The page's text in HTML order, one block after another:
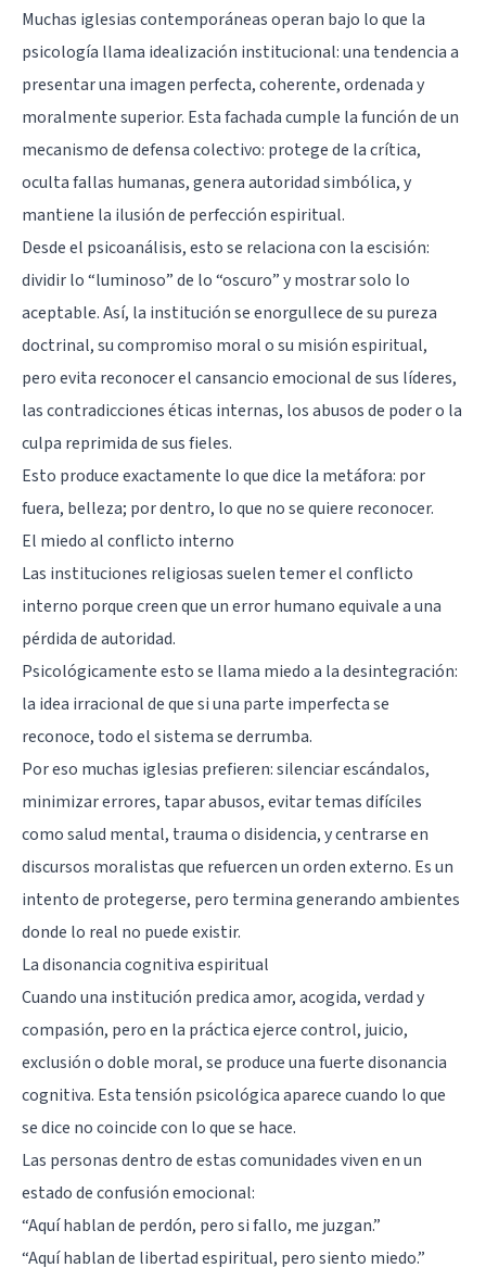
Muchas iglesias contemporáneas operan bajo lo que la
psicología llama idealización institucional: una tendencia a
presentar una imagen perfecta, coherente, ordenada y
moralmente superior. Esta fachada cumple la función de un
mecanismo de defensa colectivo: protege de la crítica,
oculta fallas humanas, genera autoridad simbólica, y
mantiene la ilusión de perfección espiritual.
Desde el psicoanálisis, esto se relaciona con la escisión:
dividir lo “luminoso” de lo “oscuro” y mostrar solo lo
aceptable. Así, la institución se enorgullece de su pureza
doctrinal, su compromiso moral o su misión espiritual,
pero evita reconocer el cansancio emocional de sus líderes,
las contradicciones éticas internas, los abusos de poder o la
culpa reprimida de sus fieles.
Esto produce exactamente lo que dice la metáfora: por
fuera, belleza; por dentro, lo que no se quiere reconocer.
El miedo al conflicto interno
Las instituciones religiosas suelen temer el conflicto
interno porque creen que un error humano equivale a una
pérdida de autoridad.
Psicológicamente esto se llama miedo a la desintegración:
la idea irracional de que si una parte imperfecta se
reconoce, todo el sistema se derrumba.
Por eso muchas iglesias prefieren: silenciar escándalos,
minimizar errores, tapar abusos, evitar temas difíciles
como salud mental, trauma o disidencia, y centrarse en
discursos moralistas que refuercen un orden externo. Es un
intento de protegerse, pero termina generando ambientes
donde lo real no puede existir.
La disonancia cognitiva espiritual
Cuando una institución predica amor, acogida, verdad y
compasión, pero en la práctica ejerce control, juicio,
exclusión o doble moral, se produce una fuerte disonancia
cognitiva. Esta tensión psicológica aparece cuando lo que
se dice no coincide con lo que se hace.
Las personas dentro de estas comunidades viven en un
estado de confusión emocional:
“Aquí hablan de perdón, pero si fallo, me juzgan.”
“Aquí hablan de libertad espiritual, pero siento miedo.”